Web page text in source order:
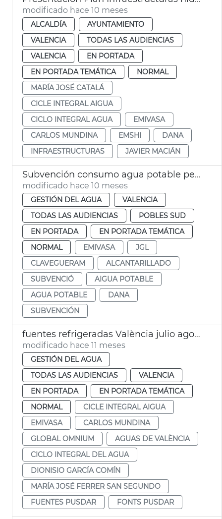
modificado hace 10 meses
ALCALDÍA
AYUNTAMIENTO
VALENCIA
TODAS LAS AUDIENCIAS
VALENCIA
EN PORTADA
EN PORTADA TEMÁTICA
NORMAL
MARÍA JOSÉ CATALÁ
CICLE INTEGRAL AIGUA
CICLO INTEGRAL AGUA
EMIVASA
CARLOS MUNDINA
EMSHI
DANA
INFRAESTRUCTURAS
JAVIER MACIÁN
Subvención consumo agua potable pedanias dana
modificado hace 10 meses
GESTIÓN DEL AGUA
VALENCIA
TODAS LAS AUDIENCIAS
POBLES SUD
EN PORTADA
EN PORTADA TEMÁTICA
NORMAL
EMIVASA
JGL
CLAVEGUERAM
ALCANTARILLADO
SUBVENCIÓ
AIGUA POTABLE
AGUA POTABLE
DANA
SUBVENCIÓN
fuentes refrigeradas València julio agosto 2025
modificado hace 11 meses
GESTIÓN DEL AGUA
TODAS LAS AUDIENCIAS
VALENCIA
EN PORTADA
EN PORTADA TEMÁTICA
NORMAL
CICLE INTEGRAL AIGUA
EMIVASA
CARLOS MUNDINA
GLOBAL OMNIUM
AGUAS DE VALÈNCIA
CICLO INTEGRAL DEL AGUA
DIONISIO GARCÍA COMÍN
MARÍA JOSÉ FERRER SAN SEGUNDO
FUENTES PUSDAR
FONTS PUSDAR